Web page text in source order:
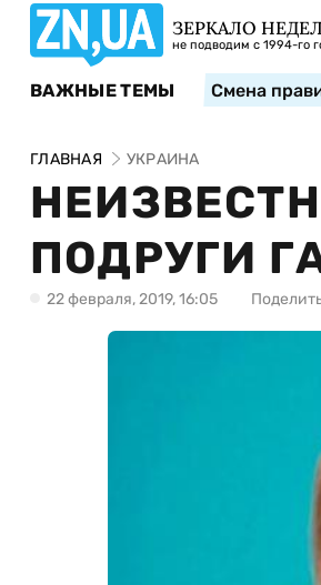
ЗЕРКАЛО
не подводим с 1994-го
ВАЖНЫЕ ТЕМЫ Смена
ГЛАВНАЯ УКРАИНА
ПОДРУГИ
22 февраля, 2019, 16:05